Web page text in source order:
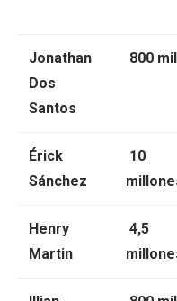
Jonathan
Dos
Santos
800 mil
Érick
Sánchez
10
Henry
Martin
4,5